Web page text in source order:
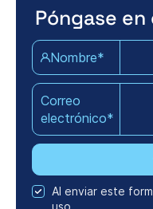
Póngase
Nombre*
Correo
electrónico*
Al enviar este
uso.